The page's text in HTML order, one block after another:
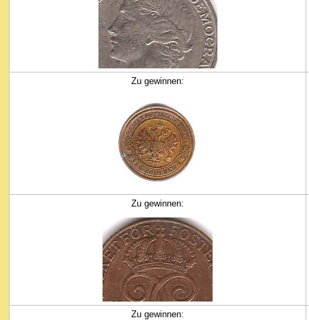
Zu gewinnen:
Zu gewinnen:
Zu gewinnen: